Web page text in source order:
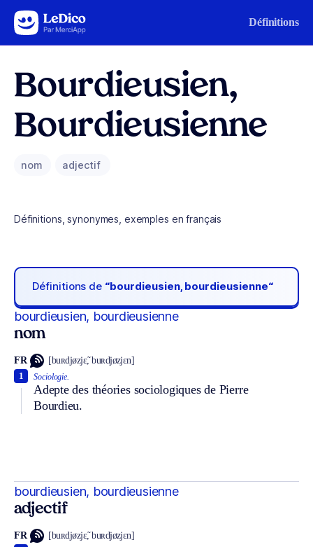
Aller au contenu Définitions
Bourdieusien,
Bourdieusienne
nom adjectif
Définitions, synonymes, exemples en français
Définitions de “bourdieusien, bourdieusienne“
bourdieusien, bourdieusienne
nom
FR [buʀdjøzjɛ̃, buʀdjøzjɛn]
Sociologie.
Adepte des théories sociologiques de Pierre
Bourdieu.
1
bourdieusien, bourdieusienne
adjectif
FR [buʀdjøzjɛ̃, buʀdjøzjɛn]